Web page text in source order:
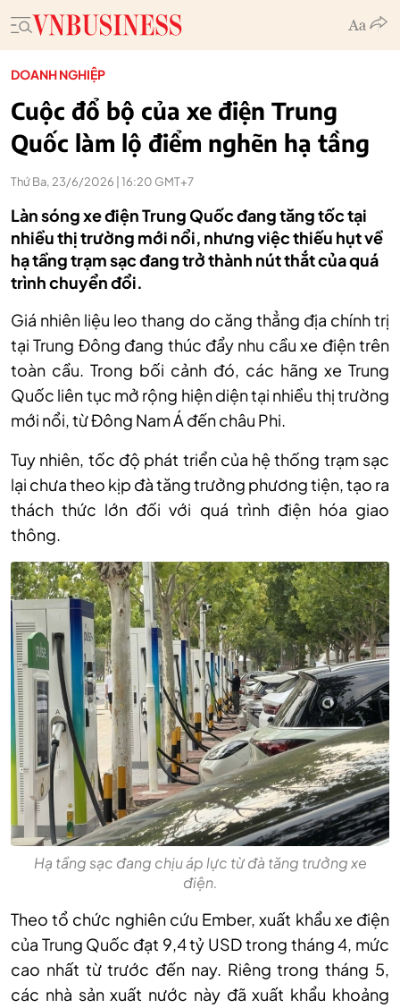
DOANH NGHIỆP
Cuộc đổ bộ của xe điện Trung
Quốc làm lộ điểm nghẽn hạ tầng
Thứ Ba, 23/6/2026 | 16:20 GMT+7
Làn sóng xe điện Trung Quốc đang tăng tốc tại
nhiều thị trường mới nổi, nhưng việc thiếu hụt về
hạ tầng trạm sạc đang trở thành nút thắt của quá
trình chuyển đổi.
Giá nhiên liệu leo thang do căng thẳng địa chính trị
tại Trung Đông đang thúc đẩy nhu cầu xe điện trên
toàn cầu. Trong bối cảnh đó, các hãng xe Trung
Quốc liên tục mở rộng hiện diện tại nhiều thị trường
mới nổi, từ Đông Nam Á đến châu Phi.
Tuy nhiên, tốc độ phát triển của hệ thống trạm sạc
lại chưa theo kịp đà tăng trưởng phương tiện, tạo ra
thách thức lớn đối với quá trình điện hóa giao
thông.
Hạ tầng sạc đang chịu áp lực từ đà tăng trưởng xe
điện.
Theo tổ chức nghiên cứu Ember, xuất khẩu xe điện
của Trung Quốc đạt 9,4 tỷ USD trong tháng 4, mức
cao nhất từ trước đến nay. Riêng trong tháng 5,
các nhà sản xuất nước này đã xuất khẩu khoảng